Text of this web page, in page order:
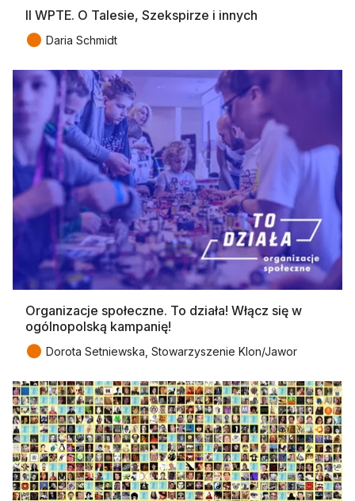
II WPTE. O Talesie, Szekspirze i innych
● Daria Schmidt
Organizacje społeczne. To działa! Włącz się w
ogólnopolską kampanię!
● Dorota Setniewska, Stowarzyszenie Klon/Jawor